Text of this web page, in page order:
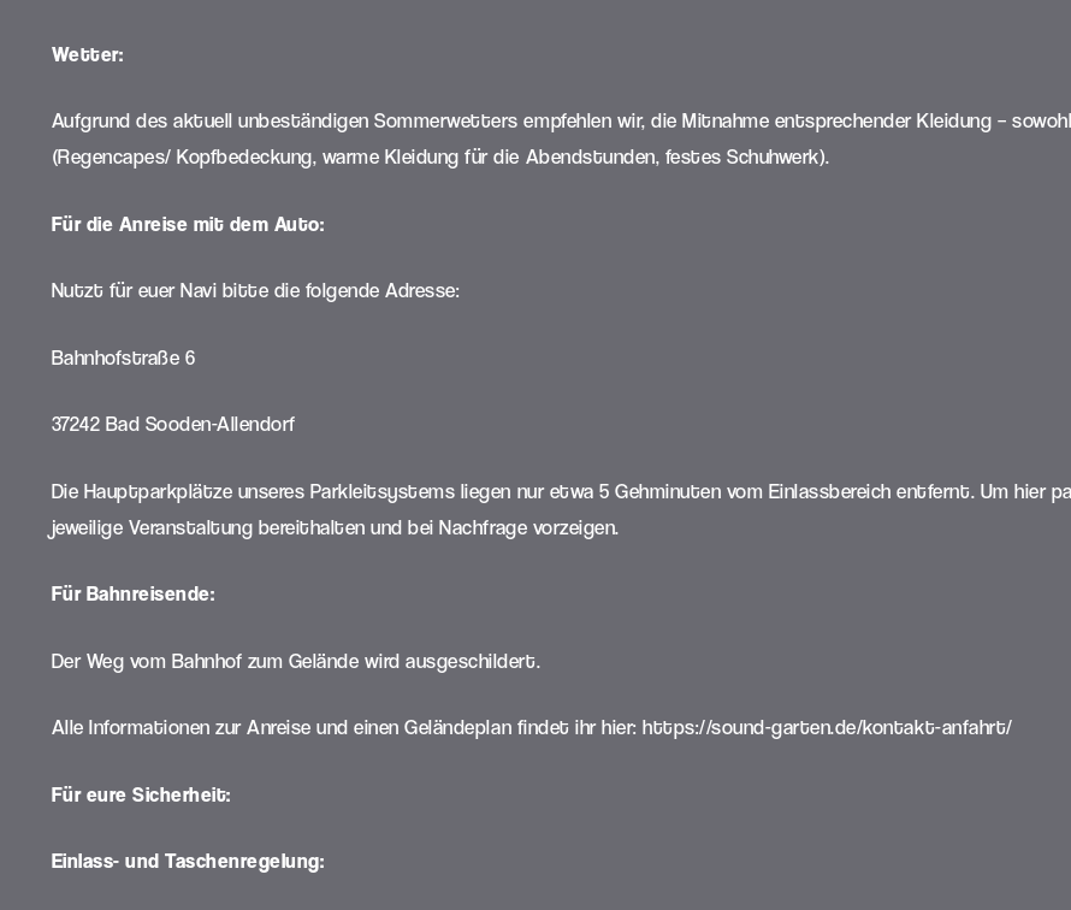
Wetter:
Aufgrund des aktuell unbeständigen Sommerwetters empfehlen wir, die Mitnahme entsprechender Kleidung –
(Regencapes/ Kopfbedeckung, warme Kleidung für die Abendstunden, festes Schuhwerk).
Für die Anreise mit dem Auto:
Nutzt für euer Navi bitte die folgende Adresse:
Bahnhofstraße 6
37242 Bad Sooden-Allendorf
Die Hauptparkplätze unseres Parkleitsystems liegen nur etwa 5 Gehminuten vom Einlassbereich entfernt. Um hier
jeweilige Veranstaltung bereithalten und bei Nachfrage vorzeigen.
Für Bahnreisende:
Der Weg vom Bahnhof zum Gelände wird ausgeschildert.
Alle Informationen zur Anreise und einen Geländeplan findet ihr hier:https://sound-garten.de/kontakt-anfahrt/
Für eure Sicherheit:
Einlass- und Taschenregelung: